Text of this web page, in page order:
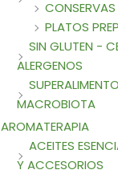
CONSERVAS
PLATOS
SIN GLUTEN -
ALERGENOS
MACROBIOTA
AROMATERAPIA
ACEITES
Y ACCESORIOS